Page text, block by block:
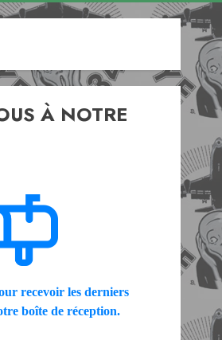
À NOTRE
recevoir les derniers
boîte de réception.